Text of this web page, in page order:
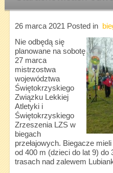
26 marca 2021 Posted in
Nie odbędą się
planowane na sobotę
27 marca
mistrzostwa
województwa
Świętokrzyskiego
Związku Lekkiej
Atletyki i
Świętokrzyskiego
Zrzeszenia LZS w
biegach
przełajowych. Biegacze
od 400 m (dzieci do lat 9)
trasach nad zalewem